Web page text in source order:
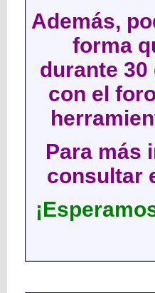
Además,
forma
durante
con el
Para más
consultar